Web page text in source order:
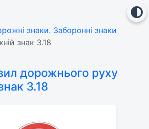
знаки. Заборонні знаки
знак 3.18
дорожнього руху
3.18